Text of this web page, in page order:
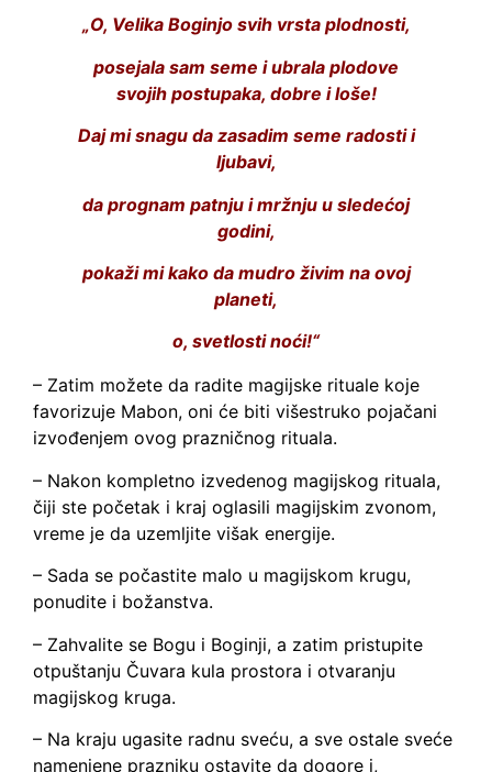
„O, Velika Boginjo svih vrsta plodnosti,
posejala sam seme i ubrala plodove
svojih postupaka, dobre i loše!
Daj mi snagu da zasadim seme radosti i
ljubavi,
da prognam patnju i mržnju u sledećoj
godini,
pokaži mi kako da mudro živim na ovoj
planeti,
o, svetlosti noći!“
– Zatim možete da radite magijske rituale koje
favorizuje Mabon, oni će biti višestruko pojačani
izvođenjem ovog prazničnog rituala.
– Nakon kompletno izvedenog magijskog rituala,
čiji ste početak i kraj oglasili magijskim zvonom,
vreme je da uzemljite višak energije.
– Sada se počastite malo u magijskom krugu,
ponudite i božanstva.
– Zahvalite se Bogu i Boginji, a zatim pristupite
otpuštanju Čuvara kula prostora i otvaranju
magijskog kruga.
– Na kraju ugasite radnu sveću, a sve ostale sveće
namenjene prazniku ostavite da dogore i,